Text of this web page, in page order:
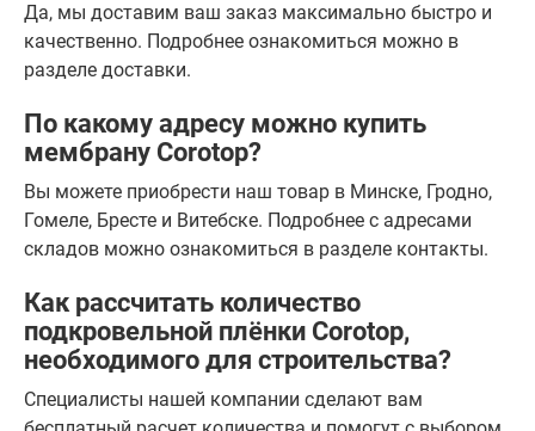
Да, мы доставим ваш заказ максимально быстро и
качественно. Подробнее ознакомиться можно в
разделе доставки.
По какому адресу можно купить
мембрану Сorotop?
Вы можете приобрести наш товар в Минске, Гродно,
Гомеле, Бресте и Витебске. Подробнее с адресами
складов можно ознакомиться в разделе контакты.
Как рассчитать количество
подкровельной плёнки Corotop,
необходимого для строительства?
Специалисты нашей компании сделают вам